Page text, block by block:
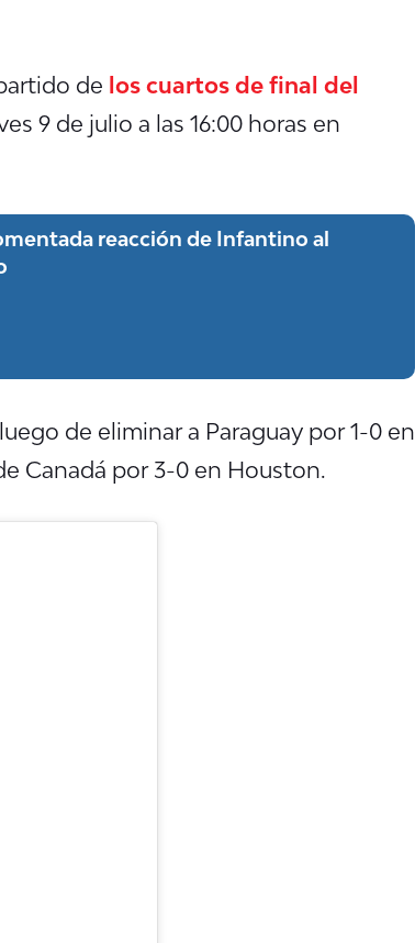
de los cuartos de final del
9 de julio a las 16:00 horas en
reacción de Infantino al
de eliminar a Paraguay por 1-0 en
Canadá por 3-0 en Houston.